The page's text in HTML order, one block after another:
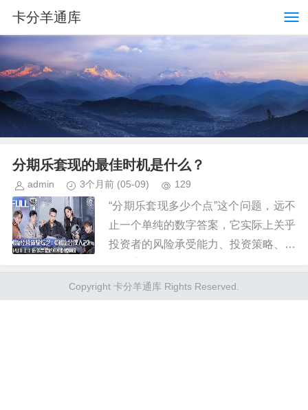
卡分羊通库
分期乐套现的最佳时机是什么？
admin 3个月前 (05-09) 129
“分期乐套现多少个点”这个问题，远不
止一个单纯的数字答案，它实际上关乎
投资者的风险承受能力、投资策略、市
很多人在考虑套现时，会盲目追求“越
多越好”，却忽略了在不同阶段...
Copyright 卡分羊通库 Rights Reserved.